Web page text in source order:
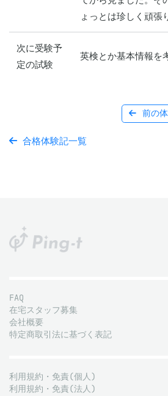
ょっとは珍しく頑張
次に受験予
定の試験
英検とか基本情報を
前の
合格体験記一覧
FAQ
在宅スタッフ募集
会社概要
特定商取引法に基づく表記
利用規約・免責(個人)
利用規約・免責(法人)